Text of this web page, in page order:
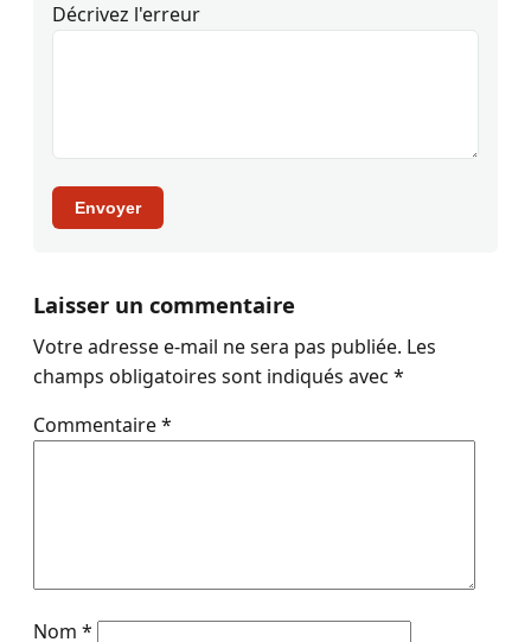
Décrivez l'erreur
Envoyer
Laisser un commentaire
Votre adresse e-mail ne sera pas publiée. Les
champs obligatoires sont indiqués avec *
Commentaire*
Nom *